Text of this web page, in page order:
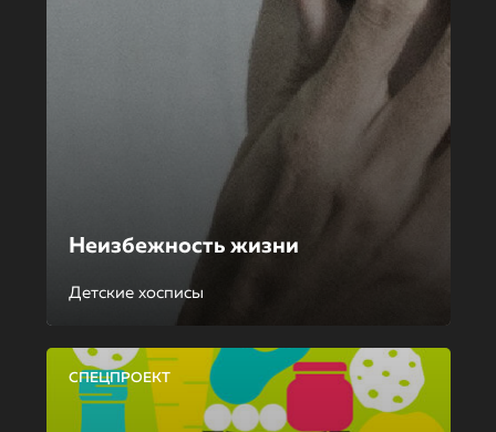
Неизбежность жизни
Детские хосписы
СПЕЦПРОЕКТ